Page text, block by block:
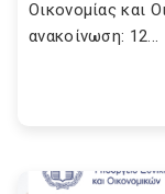
Οικονομίας και
ανακοίνωση: 12...